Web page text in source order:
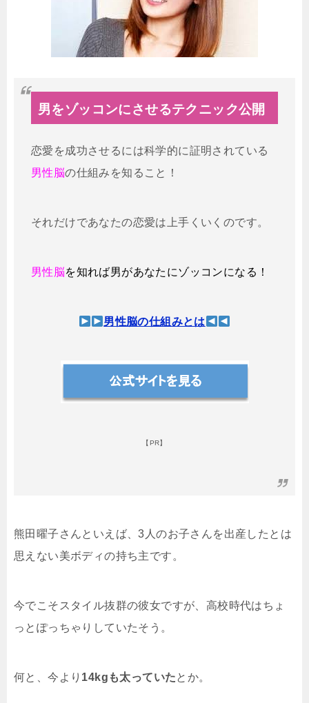
男をゾッコンにさせるテクニック公開
恋愛を成功させるには科学的に証明されている
男性脳の仕組みを知ること！
それだけであなたの恋愛は上手くいくのです。
男性脳を知れば男があなたにゾッコンになる！
男性脳の仕組みとは
【PR】
熊田曜子さんといえば、3人のお子さんを出産したとは
思えない美ボディの持ち主です。
今でこそスタイル抜群の彼女ですが、高校時代はちょ
っとぽっちゃりしていたそう。
何と、今より 14kgも太っていたとか。